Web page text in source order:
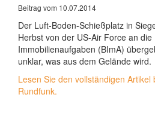
Beitrag vom 10.07.2014
Der Luft-Boden-Schießplatz in
Herbst von der US-Air Force an
Immobilienaufgaben (BImA)
unklar, was aus dem Gelände wird.
Lesen Sie den vollständigen Artikel
Rundfunk.